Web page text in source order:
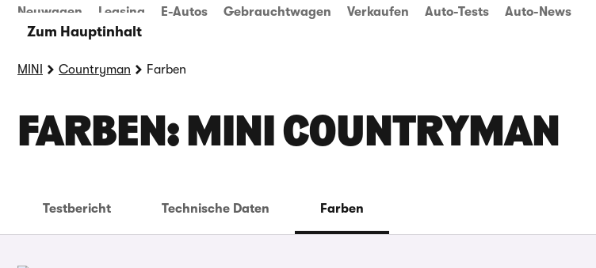
Zum Hauptinhalt
Neuwagen Leasing E-Autos Gebrauchtwagen Verkaufen Auto-Tests Auto-News
MINI Countryman Farben
FARBEN: MINI COUNTRYMAN
Testbericht Technische Daten Farben